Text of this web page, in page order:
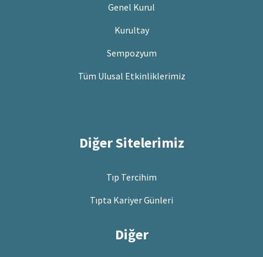
Genel Kurul
Kurultay
Sempozyum
Tüm Ulusal Etkinliklerimiz
Diğer Sitelerimiz
Tıp Tercihim
Tıpta Kariyer Günleri
Diğer